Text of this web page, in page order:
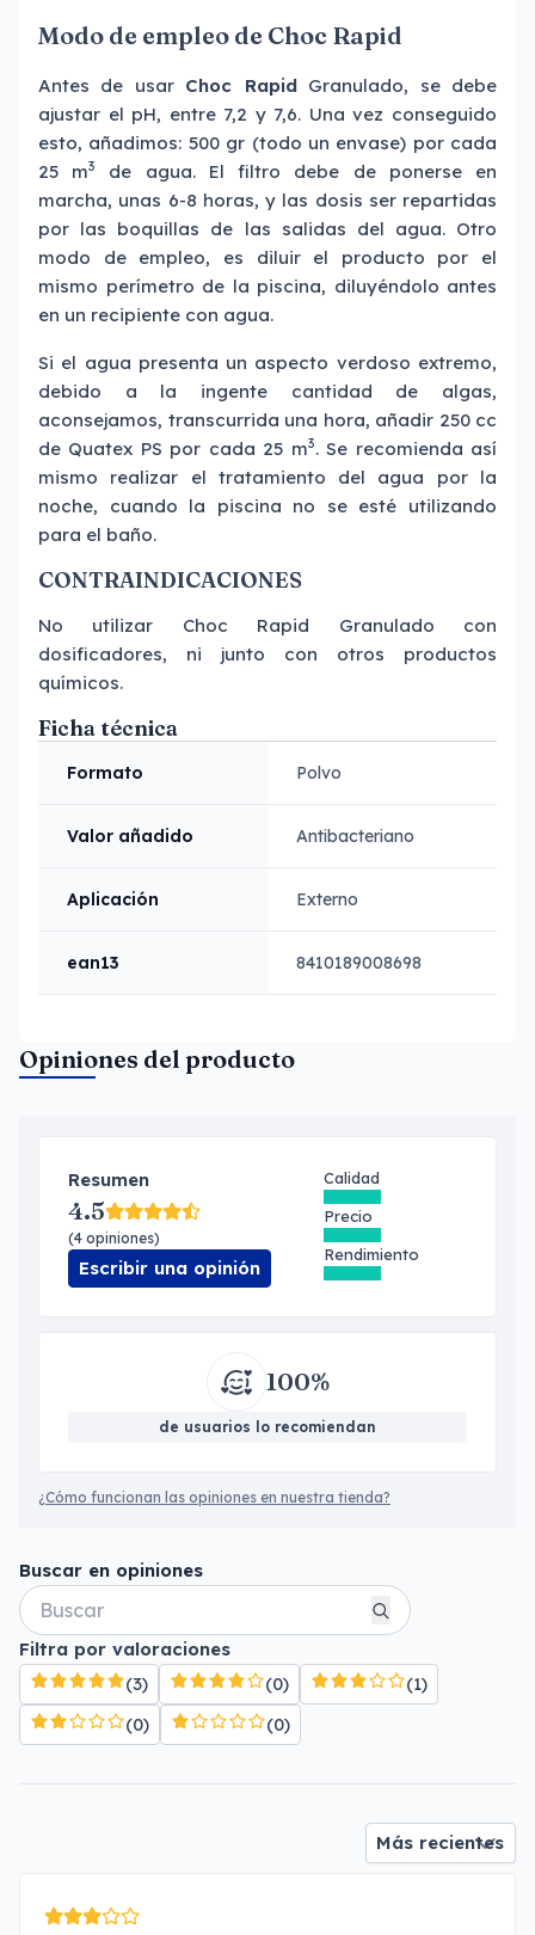
Modo de empleo de Choc Rapid
Antes de usar Choc RapidGranulado, se debe
ajustar el pH, entre 7,2 y 7,6. Una vez conseguido
esto, añadimos: 500 gr (todo un envase) por cada
25 m3
de agua. El filtro debe de ponerse en
marcha, unas 6-8 horas, y las dosis ser repartidas
por las boquillas de las salidas del agua. Otro
modo de empleo, es diluir el producto por el
mismo perímetro de la piscina, diluyéndolo antes
en un recipiente con agua.
Si el agua presenta un aspecto verdoso extremo,
debido a la ingente cantidad de algas,
aconsejamos, transcurrida una hora, añadir 250 cc
de Quatex PS por cada 25 m3. Se recomienda así
mismo realizar el tratamiento del agua por la
noche, cuando la piscina no se esté utilizando
para el baño.
CONTRAINDICACIONES
No utilizar Choc Rapid Granulado con
dosificadores, ni junto con otros productos
químicos.
Ficha técnica
Formato Polvo
Valor añadido Antibacteriano
Aplicación Externo
ean13 8410189008698
Opiniones del producto
Resumen
4.5
(4 opiniones)
Escribir una opinión
Calidad
Precio
Rendimiento
100%
de usuarios lo recomiendan
¿Cómo funcionan las opiniones en nuestra tienda?
Buscar en opiniones
Filtra por valoraciones
(3)
(0)
(1)
(0)
(0)